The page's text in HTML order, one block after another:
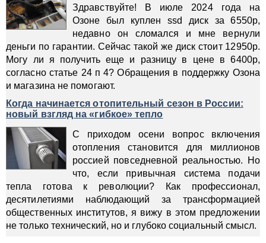
Здравствуйте! В июле 2024 года на
Озоне был куплен ssd диск за 6550р,
недавно он сломался и мне вернули
деньги по гарантии. Сейчас такой же диск стоит 12950р.
Могу ли я получить еще и разницу в цене в 6400р,
согласно статье 24 п 4? Обращения в поддержку Озона
и магазина не помогают.
Когда начинается отопительный сезон в России:
новый взгляд на «гибкое» тепло
С приходом осени вопрос включения
отопления становится для миллионов
россией повседневной реальностью. Но
что, если привычная система подачи
тепла готова к революции? Как профессионал,
десятилетиями наблюдающий за трансформацией
общественных институтов, я вижу в этом предложении
не только технический, но и глубоко социальный смысл.